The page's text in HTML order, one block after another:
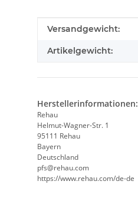
Produkteigenschaft
Wert
Versandgewicht:
Artikelgewicht:
Herstellerinformationen:
Rehau
Helmut-Wagner-Str. 1
95111 Rehau
Bayern
Deutschland
pfs@rehau.com
https://www.rehau.com/de-de